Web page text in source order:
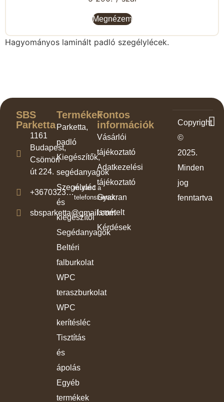
Megnézem
Hagyományos laminált padló szegélylécek.
SBS
Parketta
1161
Budapest,
Csömöri
út 224.
+3670323…
mutasd a
telefonszámot
sbsparketta@gmail.com
Termékek
Parketta,
padló
Kiegészítők,
segédanyagok
Szegélyléc
és
kiegészítői
Segédanyagok
Beltéri
falburkolat
WPC
teraszburkolat
WPC
kerítésléc
Tisztítás
és
ápolás
Egyéb
termékek
Fontos
információk
Vásárlói
tájékoztató
Adatkezelési
tájékoztató
Gyakran
Ismételt
Kérdések
Copyright
©
2025.
Minden
jog
fenntartva